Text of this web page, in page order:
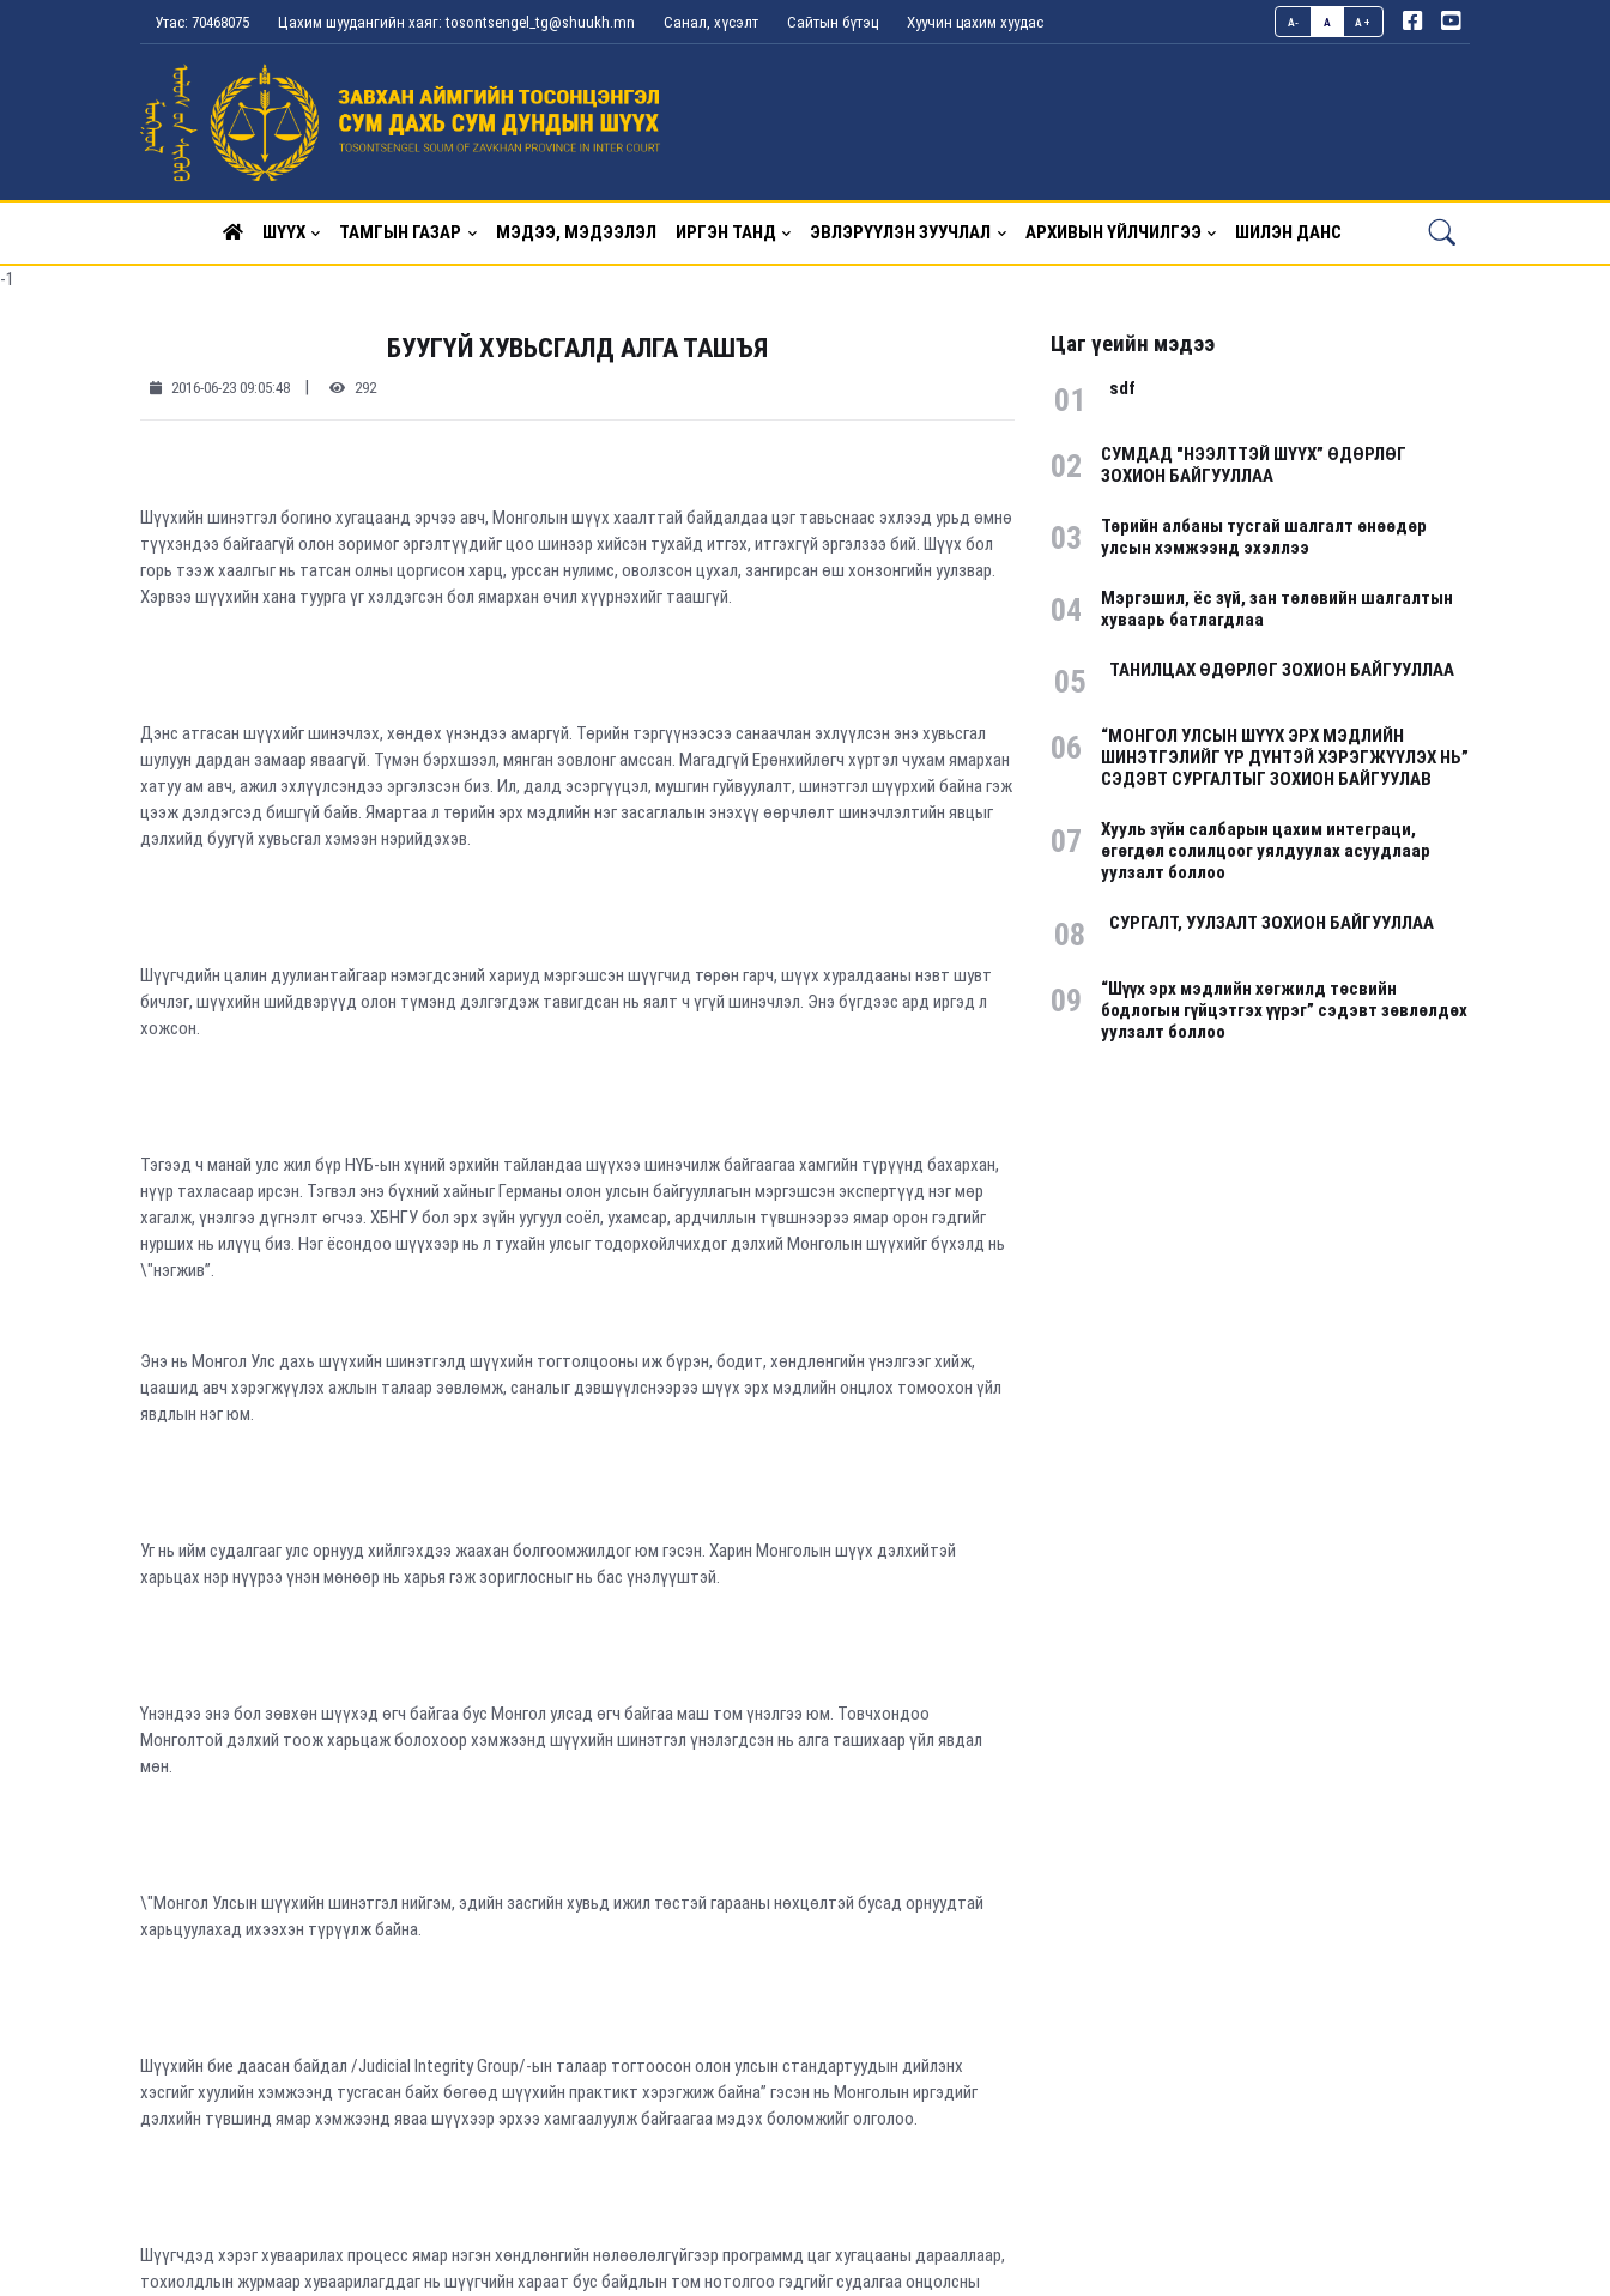
Утас: 70468075 Цахим шуудангийн хаяг: tosontsengel_tg@shuukh.mn Санал, хүсэлт Сайтын бүтэц Хуучин цахим хуудас A- A A+
ШҮҮХ ТАМГЫН ГАЗАР МЭДЭЭ, МЭДЭЭЛЭЛ ИРГЭН ТАНД ЭВЛЭРҮҮЛЭН ЗУУЧЛАЛ АРХИВЫН ҮЙЛЧИЛГЭЭ ШИЛЭН ДАНС
-1
БУУГҮЙ ХУВЬСГАЛД АЛГА ТАШЪЯ
2016-06-23 09:05:48 | 292
Шүүхийн шинэтгэл богино хугацаанд эрчээ авч, Монголын шүүх хаалттай байдалдаа цэг тавьснаас эхлээд урьд өмнө
түүхэндээ байгаагүй олон зоримог эргэлтүүдийг цоо шинээр хийсэн тухайд итгэх, итгэхгүй эргэлзээ бий. Шүүх бол
горь тээж хаалгыг нь татсан олны цоргисон харц, урссан нулимс, оволзсон цухал, зангирсан өш хонзонгийн уулзвар.
Хэрвээ шүүхийн хана туурга үг хэлдэгсэн бол ямархан өчил хүүрнэхийг таашгүй.
Дэнс атгасан шүүхийг шинэчлэх, хөндөх үнэндээ амаргүй. Төрийн тэргүүнээсээ санаачлан эхлүүлсэн энэ хувьсгал
шулуун дардан замаар яваагүй. Түмэн бэрхшээл, мянган зовлонг амссан. Магадгүй Ерөнхийлөгч хүртэл чухам ямархан
хатуу ам авч, ажил эхлүүлсэндээ эргэлзсэн биз. Ил, далд эсэргүүцэл, мушгин гуйвуулалт, шинэтгэл шүүрхий байна гэж
цээж дэлдэгсэд бишгүй байв. Ямартаа л төрийн эрх мэдлийн нэг засаглалын энэхүү өөрчлөлт шинэчлэлтийн явцыг
дэлхийд буугүй хувьсгал хэмээн нэрийдэхэв.
Шүүгчдийн цалин дуулиантайгаар нэмэгдсэний хариуд мэргэшсэн шүүгчид төрөн гарч, шүүх хуралдааны нэвт шувт
бичлэг, шүүхийн шийдвэрүүд олон түмэнд дэлгэгдэж тавигдсан нь яалт ч үгүй шинэчлэл. Энэ бүгдээс ард иргэд л
хожсон.
Тэгээд ч манай улс жил бүр НҮБ-ын хүний эрхийн тайландаа шүүхээ шинэчилж байгаагаа хамгийн түрүүнд бахархан,
нүүр тахласаар ирсэн. Тэгвэл энэ бүхний хайныг Германы олон улсын байгууллагын мэргэшсэн экспертүүд нэг мөр
хагалж, үнэлгээ дүгнэлт өгчээ. ХБНГУ бол эрх зүйн уугуул соёл, ухамсар, ардчиллын түвшнээрээ ямар орон гэдгийг
нурших нь илүүц биз. Нэг ёсондоо шүүхээр нь л тухайн улсыг тодорхойлчихдог дэлхий Монголын шүүхийг бүхэлд нь
\"нэгжив”.
Энэ нь Монгол Улс дахь шүүхийн шинэтгэлд шүүхийн тогтолцооны иж бүрэн, бодит, хөндлөнгийн үнэлгээг хийж,
цаашид авч хэрэгжүүлэх ажлын талаар зөвлөмж, саналыг дэвшүүлснээрээ шүүх эрх мэдлийн онцлох томоохон үйл
явдлын нэг юм.
Уг нь ийм судалгааг улс орнууд хийлгэхдээ жаахан болгоомжилдог юм гэсэн. Харин Монголын шүүх дэлхийтэй
харьцах нэр нүүрээ үнэн мөнөөр нь харья гэж зориглосныг нь бас үнэлүүштэй.
Үнэндээ энэ бол зөвхөн шүүхэд өгч байгаа бус Монгол улсад өгч байгаа маш том үнэлгээ юм. Товчхондоо
Монголтой дэлхий тоож харьцаж болохоор хэмжээнд шүүхийн шинэтгэл үнэлэгдсэн нь алга ташихаар үйл явдал
мөн.
\"Монгол Улсын шүүхийн шинэтгэл нийгэм, эдийн засгийн хувьд ижил төстэй гарааны нөхцөлтэй бусад орнуудтай
харьцуулахад ихээхэн түрүүлж байна.
Шүүхийн бие даасан байдал /Judicial Integrity Group/-ын талаар тогтоосон олон улсын стандартуудын дийлэнх
хэсгийг хуулийн хэмжээнд тусгасан байх бөгөөд шүүхийн практикт хэрэгжиж байна” гэсэн нь Монголын иргэдийг
дэлхийн түвшинд ямар хэмжээнд яваа шүүхээр эрхээ хамгаалуулж байгаагаа мэдэх боломжийг олголоо.
Шүүгчдэд хэрэг хуваарилах процесс ямар нэгэн хөндлөнгийн нөлөөлөлгүйгээр программд цаг хугацааны дарааллаар,
тохиолдлын журмаар хуваарилагддаг нь шүүгчийн хараат бус байдлын том нотолгоо гэдгийг судалгаа онцолсны
Цаг үеийн мэдээ
01 sdf
02
СУМДАД "НЭЭЛТТЭЙ ШҮҮХ” ӨДӨРЛӨГ
ЗОХИОН БАЙГУУЛЛАА
03
Төрийн албаны тусгай шалгалт өнөөдөр
улсын хэмжээнд эхэллээ
04
Мэргэшил, ёс зүй, зан төлөвийн шалгалтын
хуваарь батлагдлаа
05 ТАНИЛЦАХ ӨДӨРЛӨГ ЗОХИОН БАЙГУУЛЛАА
06
“МОНГОЛ УЛСЫН ШҮҮХ ЭРХ МЭДЛИЙН
ШИНЭТГЭЛИЙГ ҮР ДҮНТЭЙ ХЭРЭГЖҮҮЛЭХ НЬ”
СЭДЭВТ СУРГАЛТЫГ ЗОХИОН БАЙГУУЛАВ
07
Хууль зүйн салбарын цахим интеграци,
өгөгдөл солилцоог уялдуулах асуудлаар
уулзалт боллоо
08 СУРГАЛТ, УУЛЗАЛТ ЗОХИОН БАЙГУУЛЛАА
09
“Шүүх эрх мэдлийн хөгжилд төсвийн
бодлогын гүйцэтгэх үүрэг” сэдэвт зөвлөлдөх
уулзалт боллоо